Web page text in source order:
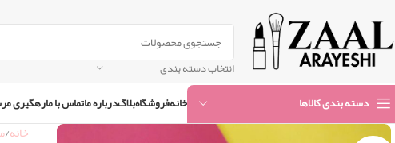
انتخاب دسته بندی
دسته بندی کالاها
خانهفروشگاهبلاگدرباره ماتماس با مارهگیری
خانه